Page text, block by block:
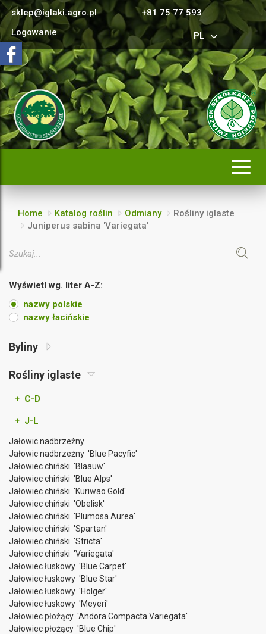
sklep@iglaki.agro.pl
+81 75 77 593
Logowanie
PL
Home Katalog roślin Odmiany
Rośliny iglaste
Juniperus sabina 'Variegata'
Wyświetl wg. liter A-Z:
nazwy polskie
nazwy łacińskie
Byliny
Rośliny iglaste
+ C-D
+ J-L
Jałowic nadbrzeżny
Jałowic nadbrzeżny 'Blue Pacyfic'
Jałowiec chiński 'Blaauw'
Jałowiec chiński 'Blue Alps'
Jałowiec chiński 'Kuriwao Gold'
Jałowiec chiński 'Obelisk'
Jałowiec chiński 'Plumosa Aurea'
Jałowiec chiński 'Spartan'
Jałowiec chiński 'Stricta'
Jałowiec chiński 'Variegata'
Jałowiec łuskowy 'Blue Carpet'
Jałowiec łuskowy 'Blue Star'
Jałowiec łuskowy 'Holger'
Jałowiec łuskowy 'Meyeri'
Jałowiec płożący 'Andora Compacta Variegata'
Jałowiec płożący 'Blue Chip'